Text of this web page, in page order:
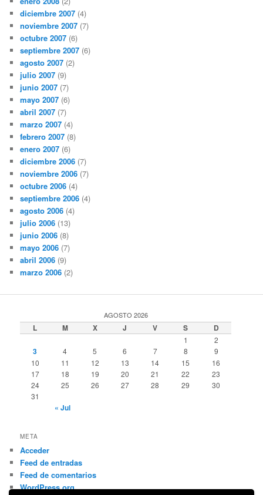
diciembre 2007 (4)
noviembre 2007 (7)
octubre 2007 (6)
septiembre 2007 (6)
agosto 2007 (2)
julio 2007 (9)
junio 2007 (7)
mayo 2007 (6)
abril 2007 (7)
marzo 2007 (4)
febrero 2007 (8)
enero 2007 (6)
diciembre 2006 (7)
noviembre 2006 (7)
octubre 2006 (4)
septiembre 2006 (4)
agosto 2006 (4)
julio 2006 (13)
junio 2006 (8)
mayo 2006 (7)
abril 2006 (9)
marzo 2006 (2)
AGOSTO 2026
L M X J V S D
1 2
3 4 5 6 7 8
9
10
11 12 13 14 15
16
17
18 19 20 21 22
23
24
25 26 27 28 29
30
31
« Jul
META
Acceder
Feed de entradas
Feed de comentarios
WordPress.org